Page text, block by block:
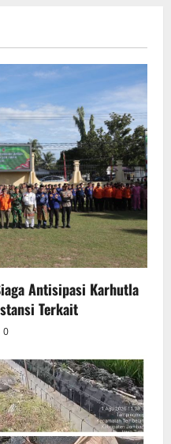
Antisipasi Karhutla
Terkait
0